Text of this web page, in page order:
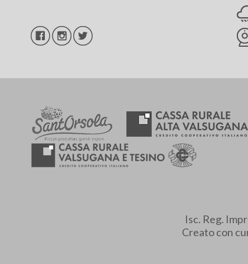
Isc. Reg.
Creato con